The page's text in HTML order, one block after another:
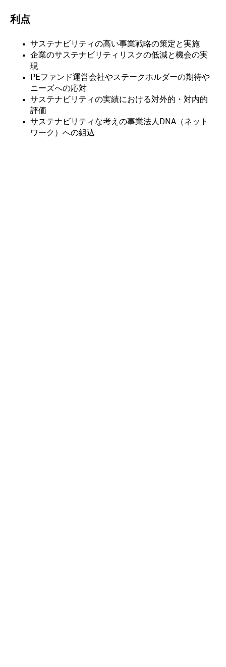
利点
サステナビリティの高い事業戦略の策定と実施
企業のサステナビリティリスクの低減と機会の実
現
PEファンド運営会社やステークホルダーの期待や
ニーズへの応対
サステナビリティの実績における対外的・対内的
評価
サステナビリティな考えの事業法人DNA（ネット
ワーク）への組込